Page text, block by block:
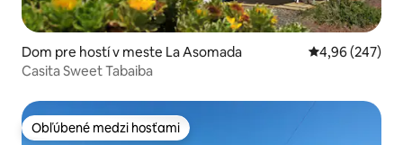
Dom pre hostí v meste La Asomada Priemerné
4,96 (247)
Casita Sweet Tabaiba
Obľúbené medzi hosťami
Obľúbené medzi hosťami